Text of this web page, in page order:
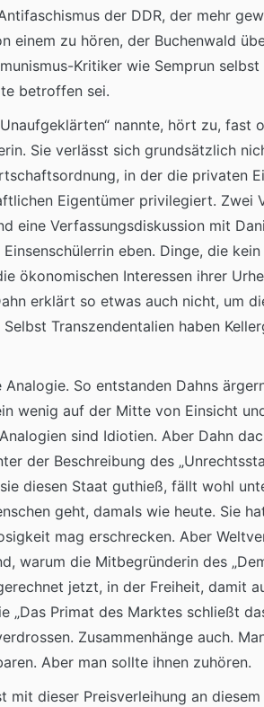
der DDR, der mehr
einem zu hören, der Buchenwald
Kritiker wie Semprun
betroffen sei.
nannte, hört zu,
Sie verlässt sich grundsätzlich
in der die privaten
Eigentümer privilegiert.
eine Verfassungsdiskussion mit
eben. Dinge, die
ökonomischen Interessen ihrer
erklärt so etwas auch nicht, um
Transzendentalien haben
So entstanden Dahns
wenig auf der Mitte von Einsicht
sind Idiotien. Aber Dahn
der Beschreibung des
diesen Staat guthieß, fällt wohl
geht, damals wie heute. Sie
mag erschrecken. Aber
warum die Mitbegründerin des
jetzt, in der Freiheit, damit
Primat des Marktes schließt
Zusammenhänge auch.
Aber man sollte ihnen zuhören.
mit dieser Preisverleihung an